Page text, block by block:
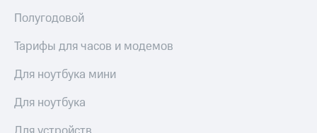
Полугодовой
Тарифы для часов и модемов
Для ноутбука мини
Для ноутбука